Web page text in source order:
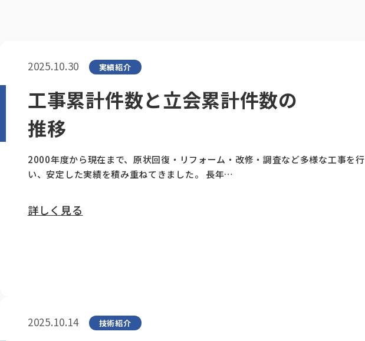
2025.10.30 実績紹介
工事累計件数と立会累計件数の
推移
2000年度から現在まで、原状回復・リフォーム・改修・調査など多様な工事を行
い、安定した実績を積み重ねてきました。 長年…
詳しく見る
2025.10.14 技術紹介